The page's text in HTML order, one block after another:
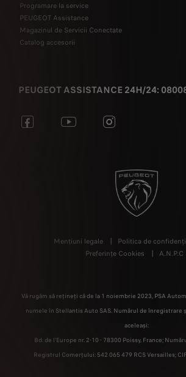
Programare la service
PEUGEOT Assistance
Magazinul de Servicii Conectate
Catalog accesorii
PEUGEOT ASSISTANCE 24H/24:
Mențiuni legale
Politica de
Preferințe Cookies
A.N.P.C
Vă rugăm să rețineți că de la 1 noiembrie 2023, PSA
numele în Stellantis Auto SAS. Numărul de înregistrare
aceleași:
Bd. de l'Europe nr. 2-10 - 78300 Poissy, France;
Registrul Comerțului: 542 065 479 RCS Versailles;